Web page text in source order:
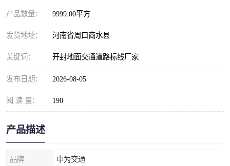
产品数量： 9999.00平方
发货地址： 河南省周口商水县
关键词： 开封地面交通道路标线厂家
发布日期： 2026-08-05
阅 读 量： 190
产品描述
品牌 中为交通